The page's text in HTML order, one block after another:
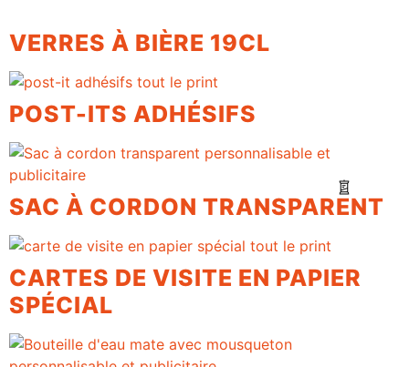
VERRES À BIÈRE 19CL
POST-ITS ADHÉSIFS
SAC À CORDON TRANSPARENT
CARTES DE VISITE EN PAPIER
SPÉCIAL